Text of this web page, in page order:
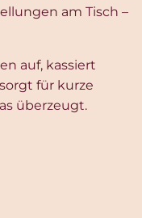
am Tisch –
auf, kassiert
für kurze
überzeugt.